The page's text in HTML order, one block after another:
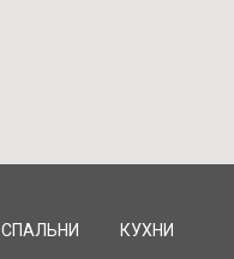
СПАЛЬНИ КУХНИ